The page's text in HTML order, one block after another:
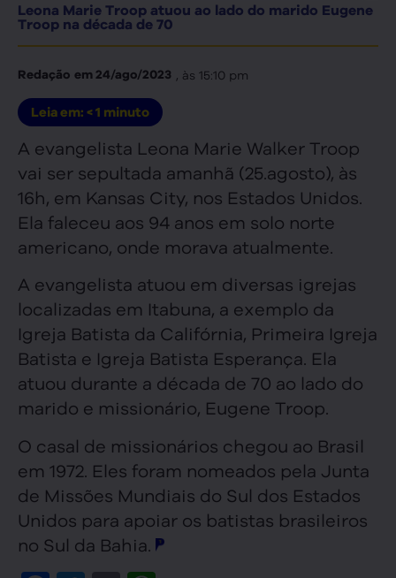
Leona Marie Troop atuou ao lado do marido Eugene
Troop na década de 70
Redação em 24/ago/2023 , às 15:10 pm
Leia em: < 1 minuto
A evangelista Leona Marie Walker Troop
vai ser sepultada amanhã (25.agosto), às
16h, em Kansas City, nos Estados Unidos.
Ela faleceu aos 94 anos em solo norte
americano, onde morava atualmente.
A evangelista atuou em diversas igrejas
localizadas em Itabuna, a exemplo da
Igreja Batista da Califórnia, Primeira Igreja
Batista e Igreja Batista Esperança. Ela
atuou durante a década de 70 ao lado do
marido e missionário, Eugene Troop.
O casal de missionários chegou ao Brasil
em 1972. Eles foram nomeados pela Junta
de Missões Mundiais do Sul dos Estados
Unidos para apoiar os batistas brasileiros
no Sul da Bahia.